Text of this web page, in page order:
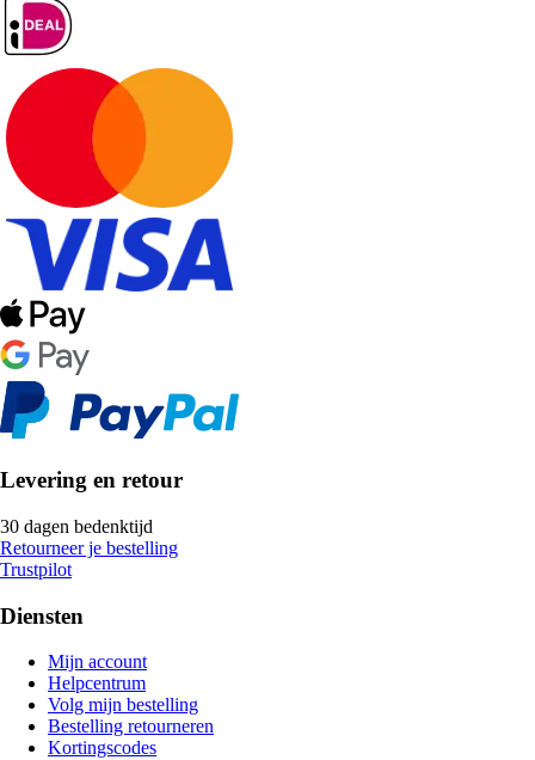
Levering en retour
30 dagen bedenktijd
Retourneer je bestelling
Trustpilot
Diensten
Mijn account
Helpcentrum
Volg mijn bestelling
Bestelling retourneren
Kortingscodes